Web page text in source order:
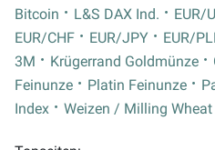
Bitcoin
L&S DAX Ind. EUR/
EUR/CHF
EUR/JPY EUR/
3M
Krügerrand Goldmünze
Feinunze
Platin Feinunze
Index
Weizen / Milling Wheat